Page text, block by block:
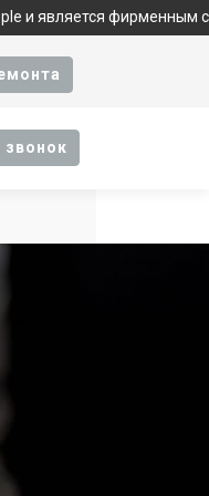
фирменным сервисом.
звонок